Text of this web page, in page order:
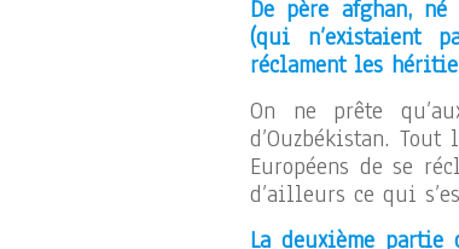
De père afghan, né
(qui n’existaient
réclament les
On ne prête
d’Ouzbékistan.
Européens de se
d’ailleurs ce qui
La deuxième